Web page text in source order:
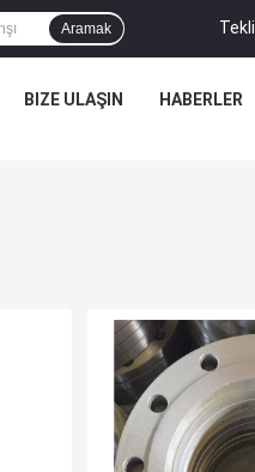
Aramak
BIZE ULAŞIN HABERLER